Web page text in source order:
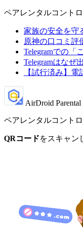
ペアレンタルコント
家族の安全を守
原神の口コミ評
Telegramでの「
Telegramはなぜ
【試行済み】
AirDroid Parental
ペアレンタルコント
QRコードをスキャン